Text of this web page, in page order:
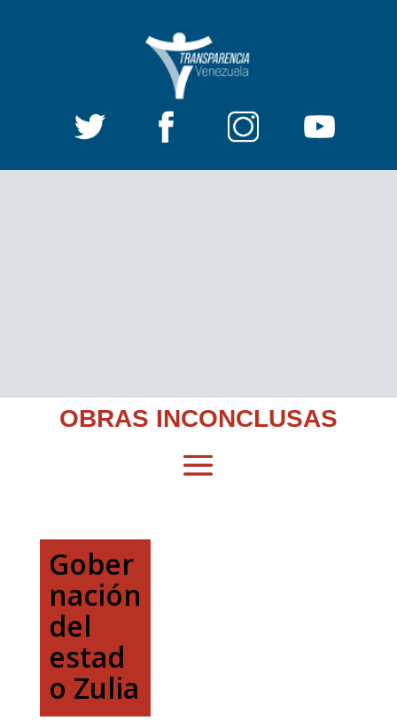
OBRAS INCONCLUSAS
Gober
nación
del
estad
o Zulia